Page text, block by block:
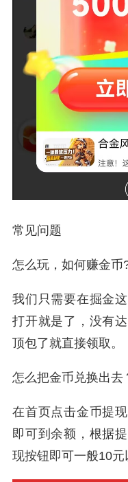
常见问题
怎么玩，如何赚金币
我们只需要在掘金
打开就是了，没有
顶包了就直接领取。
怎么把金币兑换出去
在首页点击金币提
即可到余额，根据
现按钮即可一般10